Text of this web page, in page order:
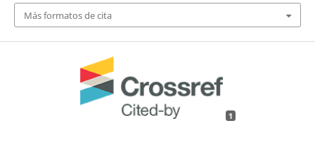
Más formatos de cita
1